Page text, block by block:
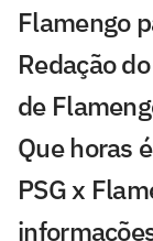
Flamengo
Redação
de
Que horas
PSG x